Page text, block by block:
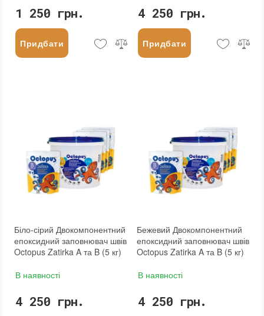
1 250 грн.
Придбати
4 250 грн.
Придбати
Біло-сірий Двокомпонентний
епоксидний заповнювач швів
Octopus Zatirka A та B (5 кг)
В наявності
4 250 грн.
Бежевий Двокомпонентний
епоксидний заповнювач швів
Octopus Zatirka A та B (5 кг)
В наявності
4 250 грн.